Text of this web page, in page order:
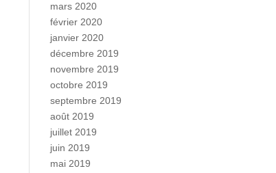
mars 2020
février 2020
janvier 2020
décembre 2019
novembre 2019
octobre 2019
septembre 2019
août 2019
juillet 2019
juin 2019
mai 2019